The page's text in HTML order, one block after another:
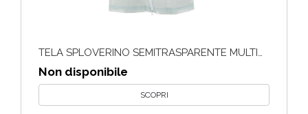
TELA SPLOVERINO SEMITRASPARENTE MULTICOLOR
Non disponibile
SCOPRI